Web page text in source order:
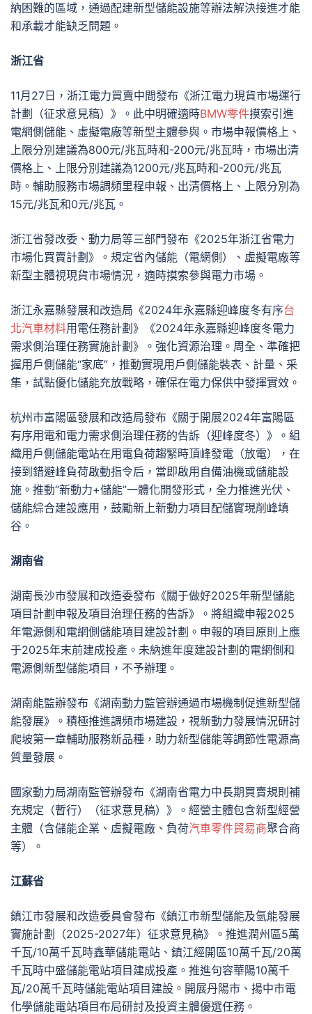
納困難的區域，通過配建新型儲能設施等辦法解決接進才能
和承載才能缺乏問題。
浙江省
11月27日，浙江電力買賣中間發布《浙江電力現貨市場運行
計劃（征求意見稿）》。此中明確適時BMW零件摸索引進
電網側儲能、虛擬電廠等新型主體參與。市場申報價格上、
上限分別建議為800元/兆瓦時和-200元/兆瓦時，市場出清
價格上、上限分別建議為1200元/兆瓦時和-200元/兆瓦
時。輔助服務市場調頻里程申報、出清價格上、上限分別為
15元/兆瓦和0元/兆瓦。
浙江省發改委、動力局等三部門發布《2025年浙江省電力
市場化買賣計劃》。規定省內儲能（電網側）、虛擬電廠等
新型主體視現貨市場情況，適時摸索參與電力市場。
浙江永嘉縣發展和改造局《2024年永嘉縣迎峰度冬有序台
北汽車材料用電任務計劃》《2024年永嘉縣迎峰度冬電力
需求側治理任務實施計劃》。強化資源治理。周全、準確把
握用戶側儲能“家底”，推動實現用戶側儲能裝表、計量、采
集，試點優化儲能充放戰略，確保在電力保供中發揮實效。
杭州市富陽區發展和改造局發布《關于開展2024年富陽區
有序用電和電力需求側治理任務的告訴（迎峰度冬）》。組
織用戶側儲能電站在用電負荷趨緊時頂峰發電（放電），在
接到錯避峰負荷啟動指令后，當即啟用自備油機或儲能設
施。推動“新動力+儲能”一體化開發形式，全力推進光伏、
儲能綜合建設應用，鼓勵新上新動力項目配儲實現削峰填
谷。
湖南省
湖南長沙市發展和改造委發布《關于做好2025年新型儲能
項目計劃申報及項目治理任務的告訴》。將組織申報2025
年電源側和電網側儲能項目建設計劃。申報的項目原則上應
于2025年末前建成投產。未納進年度建設計劃的電網側和
電源側新型儲能項目，不予辦理。
湖南能監辦發布《湖南動力監管辦通過市場機制促進新型儲
能發展》。積極推進調頻市場建設，視新動力發展情況研討
爬坡第一章輔助服務新品種，助力新型儲能等調節性電源高
質量發展。
國家動力局湖南監管辦發布《湖南省電力中長期買賣規則補
充規定（暫行）（征求意見稿）》。經營主體包含新型經營
主體（含儲能企業、虛擬電廠、負荷汽車零件貿易商聚合商
等）。
江蘇省
鎮江市發展和改造委員會發布《鎮江市新型儲能及氫能發展
實施計劃（2025-2027年）征求意見稿》。推進潤州區5萬
千瓦/10萬千瓦時鑫華儲能電站、鎮江經開區10萬千瓦/20萬
千瓦時中盛儲能電站項目建成投產。推進句容華陽10萬千
瓦/20萬千瓦時儲能電站項目建設。開展丹陽市、揚中市電
化學儲能電站項目布局研討及投資主體優選任務。